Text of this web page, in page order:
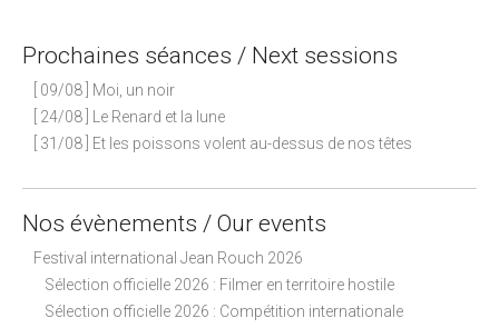
Prochaines séances / Next sessions
[ 09/08 ] Moi, un noir
[ 24/08 ] Le Renard et la lune
[ 31/08 ] Et les poissons volent au-dessus de nos têtes
Nos évènements / Our events
Festival international Jean Rouch 2026
Sélection officielle 2026 : Filmer en territoire hostile
Sélection officielle 2026 : Compétition internationale